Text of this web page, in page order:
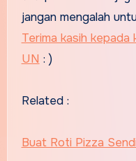
jangan mengalah
Terima kasih
UN : )
Related :
Buat Roti Pizza